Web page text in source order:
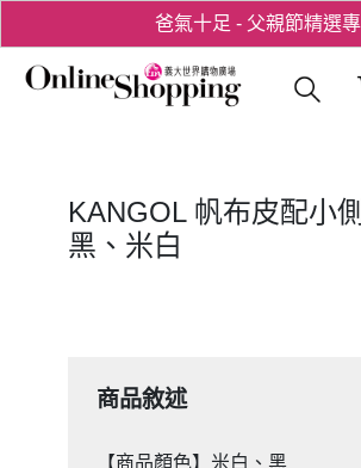
爸氣十足 - 父親節精選
用心愛你！七夕星選禮
義
KANGOL 帆布皮配小
黑、米白
商品敘述
【商品顏色】米白、黑